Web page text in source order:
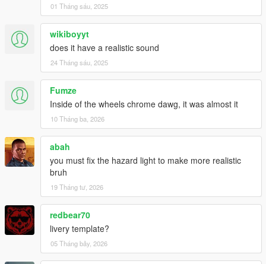
01 Tháng sáu, 2025
wikiboyyt
does it have a realistic sound
24 Tháng sáu, 2025
Fumze
Inside of the wheels chrome dawg, it was almost it
10 Tháng ba, 2026
abah
you must fix the hazard light to make more realistic
bruh
19 Tháng tư, 2026
redbear70
livery template?
05 Tháng bảy, 2026